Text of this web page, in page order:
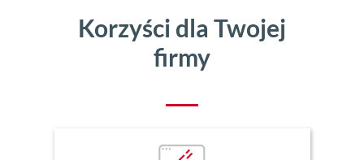
Korzyści dla Twojej
firmy